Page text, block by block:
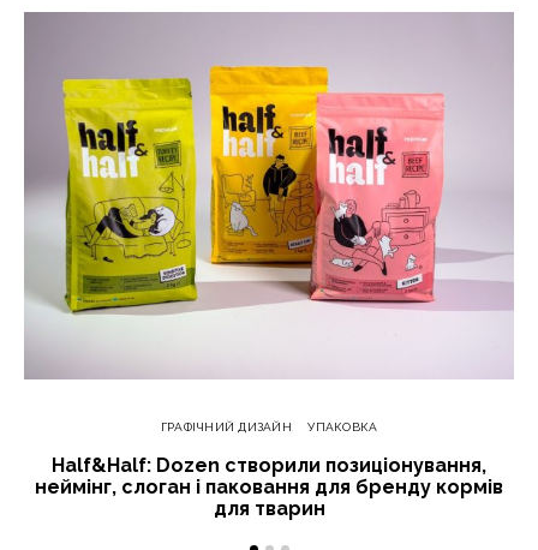
ГРАФІЧНИЙ ДИЗАЙН УПАКОВКА
Half&Half: Dozen створили позиціонування,
неймінг, слоган і паковання для бренду кормів
для тварин